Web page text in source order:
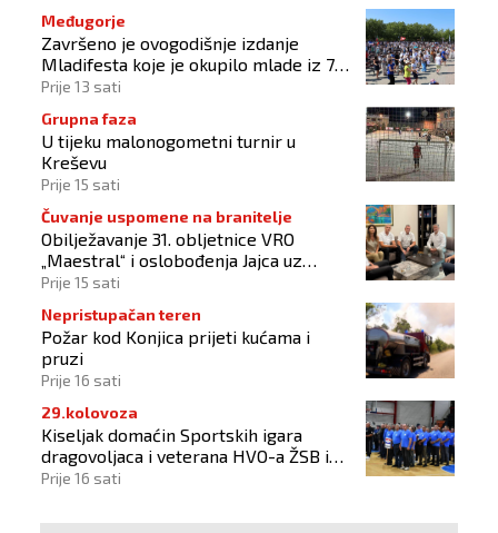
Međugorje
Završeno je ovogodišnje izdanje
Mladifesta koje je okupilo mlade iz 73
zemlje svijeta
Prije 13 sati
Grupna faza
U tijeku malonogometni turnir u
Kreševu
Prije 15 sati
Čuvanje uspomene na branitelje
Obilježavanje 31. obljetnice VRO
„Maestral“ i oslobođenja Jajca uz
pokroviteljstvo HNS-a BiH
Prije 15 sati
Nepristupačan teren
Požar kod Konjica prijeti kućama i
pruzi
Prije 16 sati
29.kolovoza
Kiseljak domaćin Sportskih igara
dragovoljaca i veterana HVO-a ŽSB i
Dana branitelja
Prije 16 sati